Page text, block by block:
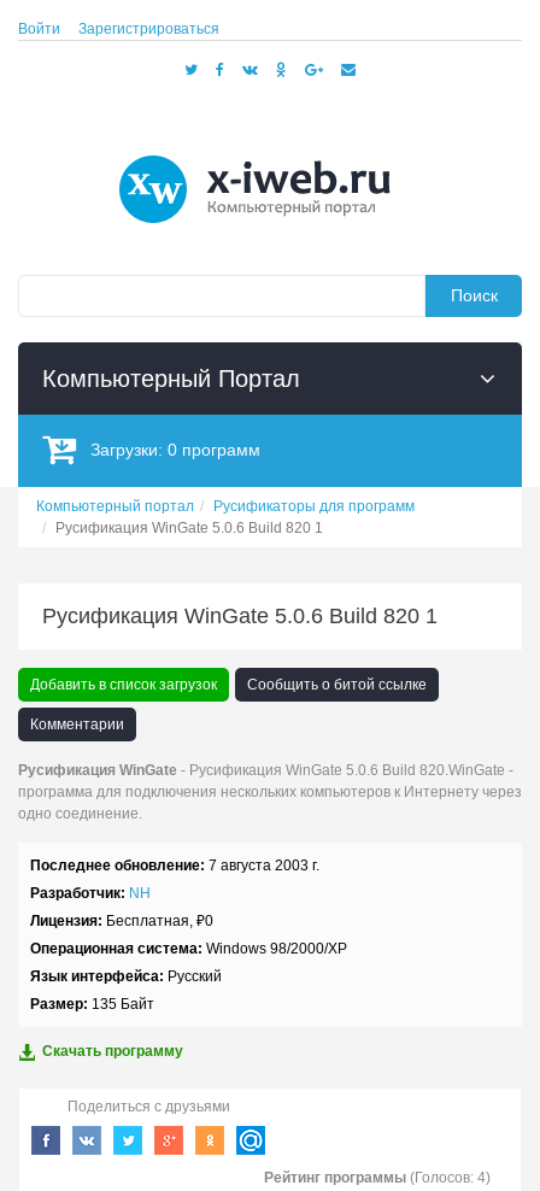
Войти Зарегистрироваться
Поиск
Компьютерный Портал
Загрузки: 0 программ
Компьютерный портал
Русификаторы для программ
Русификация WinGate 5.0.6 Build 820 1
Русификация WinGate 5.0.6 Build 820 1
Добавить в список загрузок Сообщить о битой ссылке
Комментарии
Русификация WinGate - Русификация WinGate 5.0.6 Build 820.WinGate -
программа для подключения нескольких компьютеров к Интернету через
одно соединение.
Последнее обновление: 7 августа 2003 г.
Разработчик: NH
Лицензия: Бесплатная, ₽0
Операционная система: Windows 98/2000/XP
Язык интерфейса: Русский
Размер: 135 Байт
Скачать программу
Поделиться с друзьями
Рейтинг программы (Голосов: 4)